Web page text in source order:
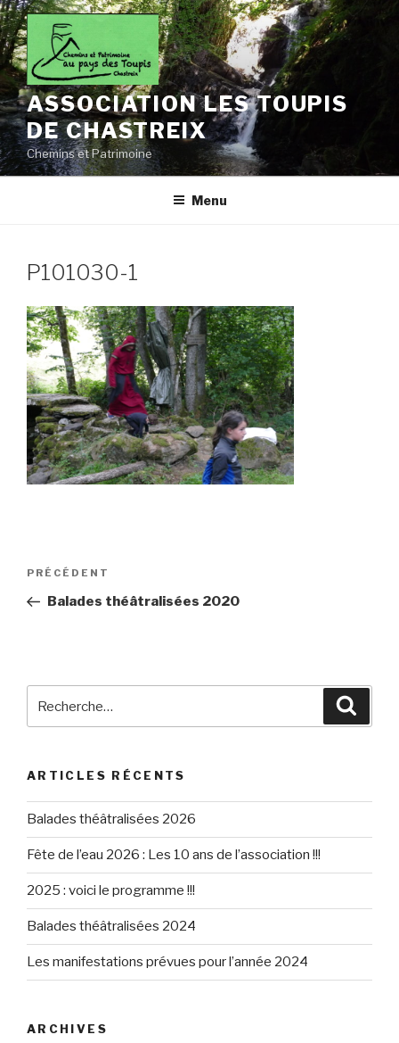
Aller
au
contenu
principal
ASSOCIATION LES TOUPIS
DE CHASTREIX
Chemins et Patrimoine
Menu
P101030-1
Navigation
l’article
Article
précédent
PRÉCÉDENT
Balades théâtralisées 2020
ARTICLES RÉCENTS
Balades théâtralisées 2026
Fête de l’eau 2026 : Les 10 ans de l’association !!!
2025 : voici le programme !!!
Balades théâtralisées 2024
Les manifestations prévues pour l’année 2024
ARCHIVES